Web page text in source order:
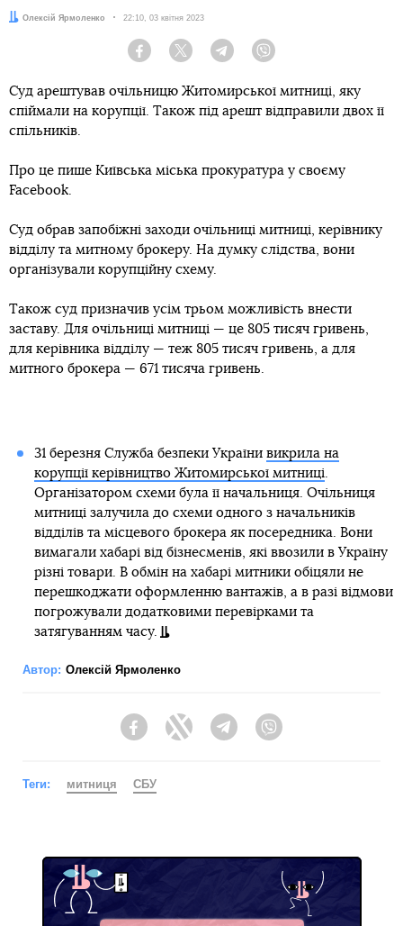
Автор:
Олексій Ярмоленко Дата:
22:10, 03 квітня 2023
Facebook Twitter Telegram
Суд арештував очільницю Житомирської митниці, яку
спіймали на корупції. Також під арешт відправили двох її
спільників.
Про це пише Київська міська прокуратура у своєму
Facebook.
Суд обрав запобіжні заходи очільниці митниці, керівнику
відділу та митному брокеру. На думку слідства, вони
організували корупційну схему.
Також суд призначив усім трьом можливість внести
заставу. Для очільниці митниці — це 805 тисяч гривень,
для керівника відділу — теж 805 тисяч гривень, а для
митного брокера — 671 тисяча гривень.
31 березня Служба безпеки України викрила на
корупції керівництво Житомирської митниці
Організатором схеми була її начальниця. Очільниця
митниці залучила до схеми одного з начальників
відділів та місцевого брокера як посередника. Вони
вимагали хабарі від бізнесменів, які ввозили в Україну
різні товари. В обмін на хабарі митники обіцяли не
перешкоджати оформленню вантажів, а в разі відмови
погрожували додатковими перевірками та
затягуванням часу.
Автор: Олексій Ярмоленко
FacebookTwitter Telegram
Теги: митниця СБУ